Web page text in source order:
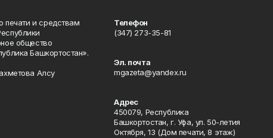
печати и средствам
общество
Башкортостан».
Алсу
Телефон
(347) 273-35-81
Эл. почта
mgazeta@yandex.ru
Адрес
450079, Республика
Башкортостан, г. Уфа, ул. 50-летия
Октября, 13 (Дом печати, 8 этаж)